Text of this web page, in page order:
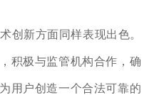
创新方面同样表现出色。
积极与监管机构合作，确
用户创造一个合法可靠的